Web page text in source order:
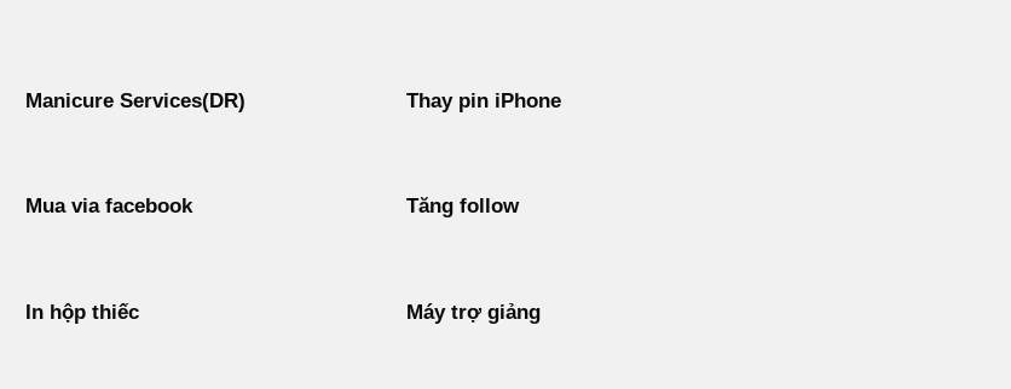
Manicure Services(DR) Thay pin iPhone
Mua via facebook Tăng follow
In hộp thiếc Máy trợ giảng